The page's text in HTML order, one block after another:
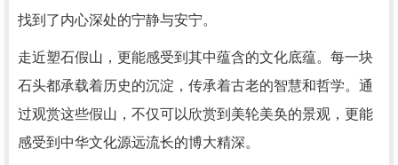
找到了内心深处的宁静与安宁。
走近塑石假山，更能感受到其中蕴含的文化底蕴。每一块
石头都承载着历史的沉淀，传承着古老的智慧和哲学。通
过观赏这些假山，不仅可以欣赏到美轮美奂的景观，更能
感受到中华文化源远流长的博大精深。